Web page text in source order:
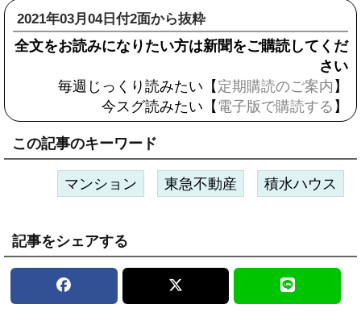
2021年03月04日付2面から抜粋
全文をお読みになりたい方は新聞をご購読してくだ
さい
毎週じっくり読みたい【 定期購読のご案内 】
今スグ読みたい【 電子版で購読する 】
この記事のキーワード
マンション 東急不動産 積水ハウス
記事をシェアする